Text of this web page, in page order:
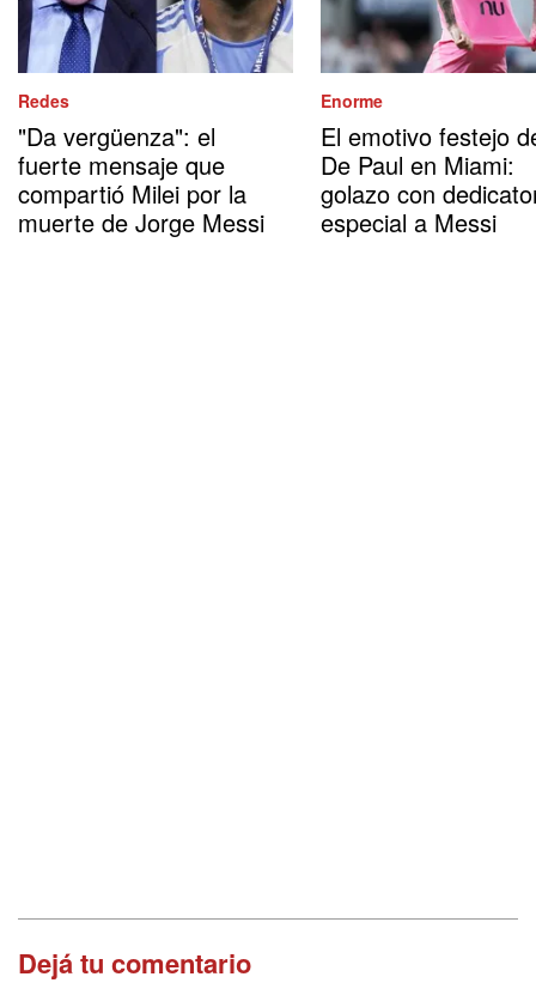
Redes
"Da vergüenza": el
fuerte mensaje que
compartió Milei por la
muerte de Jorge Messi
Enorme
El emotivo festejo
De Paul en Miami:
golazo con
especial a Messi
Dejá tu comentario